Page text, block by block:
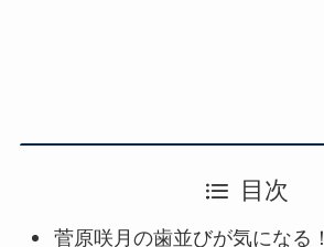
目次
菅原咲月の歯並びが気になる！